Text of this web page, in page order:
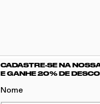
CADASTRE-SE NA
E GANHE 20% DE
Nome